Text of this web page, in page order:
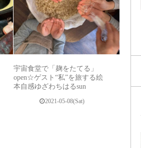
宇宙食堂で「麹をたてる」
open☆ゲスト“私”を旅する絵
本自感ゆざわちはるsun
2021-05-08(Sat)